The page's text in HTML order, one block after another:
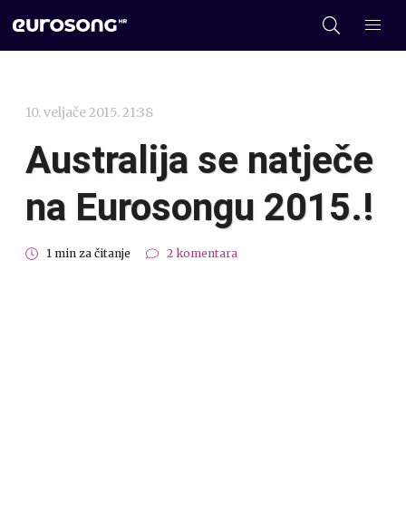
10. veljače 2015. 21:38
Australija se natječe
na Eurosongu 2015.!
1 min za čitanje 2 komentara